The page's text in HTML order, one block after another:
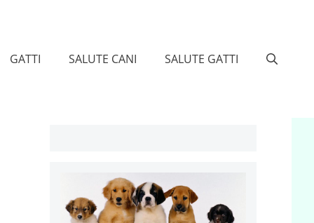
GATTI SALUTE CANI SALUTE GATTI